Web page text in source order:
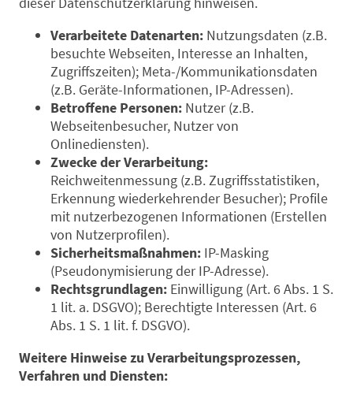
Verarbeitete Datenarten: Nutzungsdaten (z.B.
besuchte Webseiten, Interesse an Inhalten,
Zugriffszeiten); Meta-/Kommunikationsdaten
(z.B. Geräte-Informationen, IP-Adressen).
Betroffene Personen: Nutzer (z.B.
Webseitenbesucher, Nutzer von
Onlinediensten).
Zwecke der Verarbeitung:
Reichweitenmessung (z.B. Zugriffsstatistiken,
Erkennung wiederkehrender Besucher); Profile
mit nutzerbezogenen Informationen (Erstellen
von Nutzerprofilen).
Sicherheitsmaßnahmen: IP-Masking
(Pseudonymisierung der IP-Adresse).
Rechtsgrundlagen: Einwilligung (Art. 6 Abs. 1 S.
1 lit. a. DSGVO); Berechtigte Interessen (Art. 6
Abs. 1 S. 1 lit. f. DSGVO).
Weitere Hinweise zu Verarbeitungsprozessen,
Verfahren und Diensten: